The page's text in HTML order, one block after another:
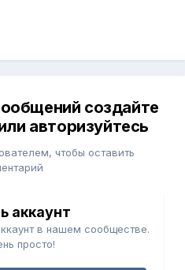
создайте
авторизуйтесь
чтобы оставить
аккаунт
в нашем сообществе.
просто!